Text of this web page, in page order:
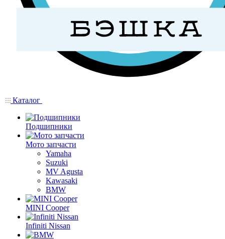
Каталог
Подшипники
Мото запчасти
Yamaha
Suzuki
MV Agusta
Kawasaki
BMW
MINI Cooper
Infiniti Nissan